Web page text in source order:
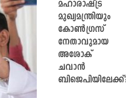
മഹാരാഷ്ട്ര
മുഖ്യമന്ത്രിയും
കോൺഗ്രസ്
നേതാവുമായ
അശോക്
ചവാൻ